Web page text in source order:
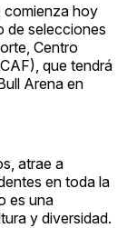
comienza hoy
de selecciones
Centro
que tendrá
Arena en
atrae a
en toda la
es una
y diversidad.